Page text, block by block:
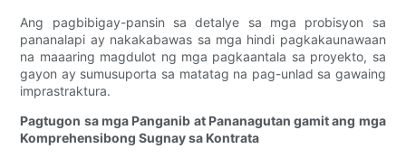
Ang pagbibigay-pansin sa detalye sa mga probisyon sa
pananalapi ay nakakabawas sa mga hindi pagkakaunawaan
na maaaring magdulot ng mga pagkaantala sa proyekto, sa
gayon ay sumusuporta sa matatag na pag-unlad sa gawaing
imprastraktura.
Pagtugon sa mga Panganib at Pananagutan gamit ang mga
Komprehensibong Sugnay sa Kontrata